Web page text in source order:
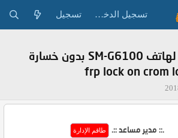
تسجيل الدخول تسجيل
ازالة نمط الشاشة لهاتف SM-G6100 بدون خسارة
.:: مدير مساعد ::. طاقم الإدارة